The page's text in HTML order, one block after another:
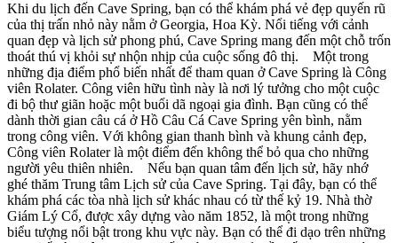
Khi du lịch đến Cave Spring, bạn có thể khám phá vẻ đẹp quyến rũ
của thị trấn nhỏ này nằm ở Georgia, Hoa Kỳ. Nổi tiếng với cảnh
quan đẹp và lịch sử phong phú, Cave Spring mang đến một chỗ trốn
thoát thú vị khỏi sự nhộn nhịp của cuộc sống đô thị. Một trong
những địa điểm phổ biến nhất để tham quan ở Cave Spring là Công
viên Rolater. Công viên hữu tình này là nơi lý tưởng cho một cuộc
đi bộ thư giãn hoặc một buổi dã ngoại gia đình. Bạn cũng có thể
dành thời gian câu cá ở Hồ Câu Cá Cave Spring yên bình, nằm
trong công viên. Với không gian thanh bình và khung cảnh đẹp,
Công viên Rolater là một điểm đến không thể bỏ qua cho những
người yêu thiên nhiên. Nếu bạn quan tâm đến lịch sử, hãy nhớ
ghé thăm Trung tâm Lịch sử của Cave Spring. Tại đây, bạn có thể
khám phá các tòa nhà lịch sử khác nhau có từ thế kỷ 19. Nhà thờ
Giám Lý Cổ, được xây dựng vào năm 1852, là một trong những
biểu tượng nổi bật trong khu vực này. Bạn có thể đi dạo trên những